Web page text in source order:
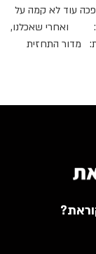
עוד לא קמה על
ואחרי שאכלנו,
מדור התחזית